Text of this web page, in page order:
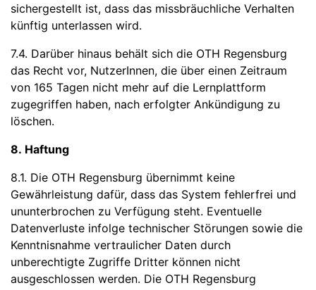
sichergestellt ist, dass das missbräuchliche Verhalten
künftig unterlassen wird.
7.4. Darüber hinaus behält sich die OTH Regensburg
das Recht vor, NutzerInnen, die über einen Zeitraum
von 165 Tagen nicht mehr auf die Lernplattform
zugegriffen haben, nach erfolgter Ankündigung zu
löschen.
8. Haftung
8.1. Die OTH Regensburg übernimmt keine
Gewährleistung dafür, dass das System fehlerfrei und
ununterbrochen zu Verfügung steht. Eventuelle
Datenverluste infolge technischer Störungen sowie die
Kenntnisnahme vertraulicher Daten durch
unberechtigte Zugriffe Dritter können nicht
ausgeschlossen werden. Die OTH Regensburg